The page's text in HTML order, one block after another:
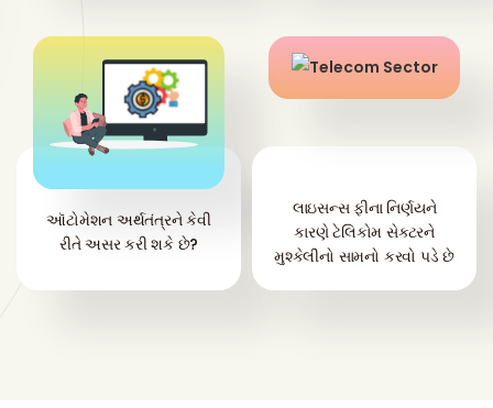
ઑટોમેશન અર્થતંત્રને કેવી
રીતે અસર કરી શકે છે?
લાઇસન્સ ફીના નિર્ણયને
કારણે ટેલિકોમ સેક્ટરને
મુશ્કેલીનો સામનો કરવો પડે છે